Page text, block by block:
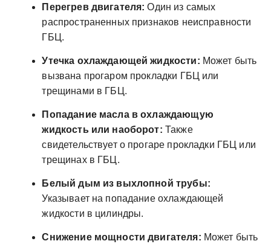
Перегрев двигателя: Один из самых
распространенных признаков неисправности
ГБЦ.
Утечка охлаждающей жидкости: Может быть
вызвана прогаром прокладки ГБЦ или
трещинами в ГБЦ.
Попадание масла в охлаждающую
жидкость или наоборот: Также
свидетельствует о прогаре прокладки ГБЦ или
трещинах в ГБЦ.
Белый дым из выхлопной трубы:
Указывает на попадание охлаждающей
жидкости в цилиндры.
Снижение мощности двигателя: Может быть